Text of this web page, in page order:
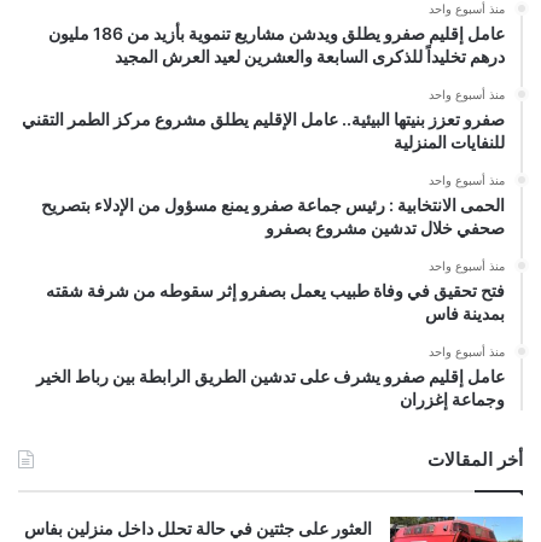
منذ أسبوع واحد
عامل إقليم صفرو يطلق ويدشن مشاريع تنموية بأزيد من 186 مليون
درهم تخليداً للذكرى السابعة والعشرين لعيد العرش المجيد
منذ أسبوع واحد
صفرو تعزز بنيتها البيئية.. عامل الإقليم يطلق مشروع مركز الطمر التقني
للنفايات المنزلية
منذ أسبوع واحد
الحمى الانتخابية : رئيس جماعة صفرو يمنع مسؤول من الإدلاء بتصريح
صحفي خلال تدشين مشروع بصفرو
منذ أسبوع واحد
فتح تحقيق في وفاة طبيب يعمل بصفرو إثر سقوطه من شرفة شقته
بمدينة فاس
منذ أسبوع واحد
عامل إقليم صفرو يشرف على تدشين الطريق الرابطة بين رباط الخير
وجماعة إغزران
أخر المقالات
العثور على جثتين في حالة تحلل داخل منزلين بفاس